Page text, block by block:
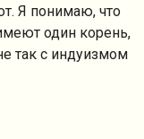
Я понимаю, что
один корень,
так с индуизмом